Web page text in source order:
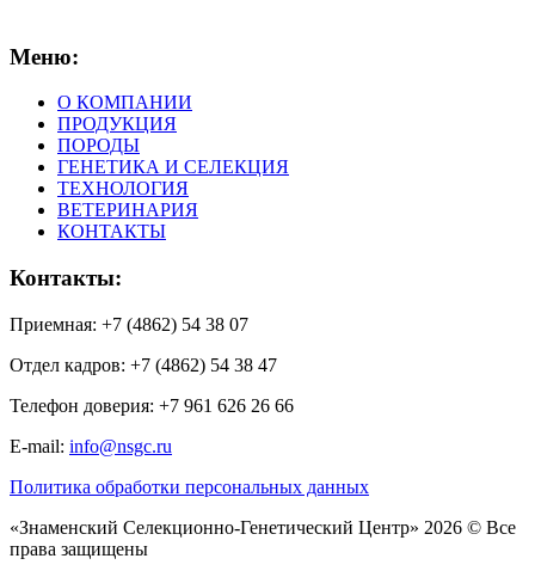
Меню:
О КОМПАНИИ
ПРОДУКЦИЯ
ПОРОДЫ
ГЕНЕТИКА И СЕЛЕКЦИЯ
ТЕХНОЛОГИЯ
ВЕТЕРИНАРИЯ
КОНТАКТЫ
Контакты:
Приемная: +7 (4862) 54 38 07
Отдел кадров: +7 (4862) 54 38 47
Телефон доверия: +7 961 626 26 66
E-mail: info@nsgc.ru
Политика обработки персональных данных
«Знаменский Селекционно-Генетический Центр» 2026 © Все
права защищены